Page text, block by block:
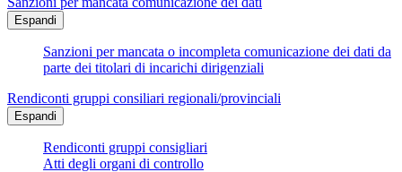
Espandi
Sanzioni per mancata o incompleta comunicazione dei dati da
parte dei titolari di incarichi dirigenziali
Rendiconti gruppi consiliari regionali/provinciali
Espandi
Rendiconti gruppi consigliari
Atti degli organi di controllo